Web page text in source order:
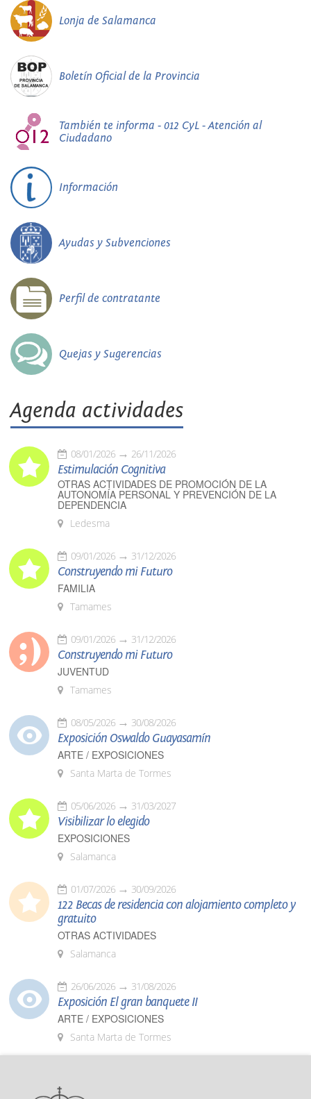
Lonja de Salamanca
Boletín Oficial de la Provincia
También te informa - 012 CyL - Atención al
Ciudadano
Información
Ayudas y Subvenciones
Perfil de contratante
Quejas y Sugerencias
Agenda actividades
08/01/2026 26/11/2026
Estimulación Cognitiva
OTRAS ACTIVIDADES DE PROMOCIÓN DE LA
AUTONOMÍA PERSONAL Y PREVENCIÓN DE LA
DEPENDENCIA
Ledesma
09/01/2026 31/12/2026
Construyendo mi Futuro
FAMILIA
Tamames
09/01/2026 31/12/2026
Construyendo mi Futuro
JUVENTUD
Tamames
08/05/2026 30/08/2026
Exposición Oswaldo Guayasamín
ARTE / EXPOSICIONES
Santa Marta de Tormes
05/06/2026 31/03/2027
Visibilizar lo elegido
EXPOSICIONES
Salamanca
01/07/2026 30/09/2026
122 Becas de residencia con alojamiento completo y
gratuito
OTRAS ACTIVIDADES
Salamanca
26/06/2026 31/08/2026
Exposición El gran banquete II
ARTE / EXPOSICIONES
Santa Marta de Tormes